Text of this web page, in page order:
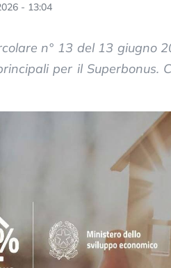
- 13:04
n° 13 del 13 giugno
per il Superbonus.